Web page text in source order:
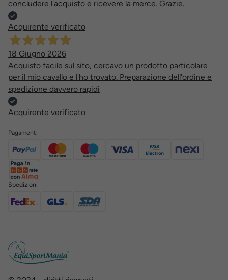
concludere l'acquisto e ricevere la merce. Grazie.
Acquirente verificato
18 Giugno 2026
Acquisto facile sul sito, cercavo un prodotto particolare
per il mio cavallo e l'ho trovato. Preparazione dell'ordine e
spedizione davvero rapidi
Acquirente verificato
Pagamenti
Spedizioni